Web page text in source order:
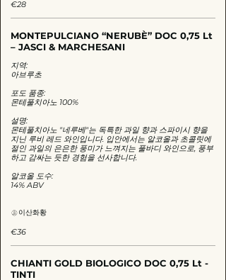
€28
MONTEPULCIANO “NERUBÈ” DOC 0,75 Lt
– JASCI & MARCHESANI
지역:
아브루초
포도 품종:
몬테풀치아노 100%
설명:
몬테풀치아노 "네루베"는 독특한 과일 향과 스파이시 향을
지닌 루비 레드 와인입니다. 입안에서는 알코올과 초콜릿에
절인 과일의 은은한 풍미가 느껴지는 풀바디 와인으로, 풍부
하고 감싸는 듯한 경험을 선사합니다.
알코올 도수:
14% ABV
€36
이산화황
CHIANTI GOLD BIOLOGICO DOC 0,75 Lt -
TINTI